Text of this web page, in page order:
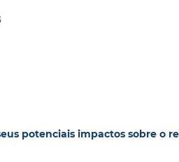
potenciais impactos sobre o